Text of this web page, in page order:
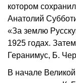
котором
Анатолий
«За землю
1925 годах.
Геранимус, Б.
В начале